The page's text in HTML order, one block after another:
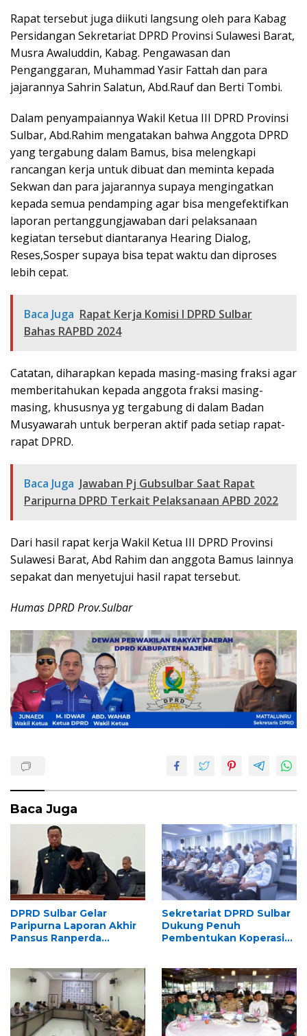
Rapat tersebut juga diikuti langsung oleh para Kabag
Persidangan Sekretariat DPRD Provinsi Sulawesi Barat,
Musra Awaluddin, Kabag. Pengawasan dan
Penganggaran, Muhammad Yasir Fattah dan para
jajarannya Sahrin Salatun, Abd.Rauf dan Berti Tombi.
Dalam penyampaiannya Wakil Ketua III DPRD Provinsi
Sulbar, Abd.Rahim mengatakan bahwa Anggota DPRD
yang tergabung dalam Bamus, bisa melengkapi
rancangan kerja untuk dibuat dan meminta kepada
Sekwan dan para jajarannya supaya mengingatkan
kepada semua pendamping agar bisa mengefektifkan
laporan pertanggungjawaban dari pelaksanaan
kegiatan tersebut diantaranya Hearing Dialog,
Reses,Sosper supaya bisa tepat waktu dan diproses
lebih cepat.
Baca Juga Rapat Kerja Komisi I DPRD Sulbar
Bahas RAPBD 2024
Catatan, diharapkan kepada masing-masing fraksi agar
memberitahukan kepada anggota fraksi masing-
masing, khususnya yg tergabung di dalam Badan
Musyawarah untuk berperan aktif pada setiap rapat-
rapat DPRD.
Baca Juga Jawaban Pj Gubsulbar Saat Rapat
Paripurna DPRD Terkait Pelaksanaan APBD 2022
Dari hasil rapat kerja Wakil Ketua III DPRD Provinsi
Sulawesi Barat, Abd Rahim dan anggota Bamus lainnya
sepakat dan menyetujui hasil rapat tersebut.
Humas DPRD Prov.Sulbar
Baca Juga
DPRD Sulbar Gelar
Paripurna Laporan Akhir
Pansus Ranperda
Sekretariat DPRD Sulbar
Dukung Penuh
Pembentukan Koperasi